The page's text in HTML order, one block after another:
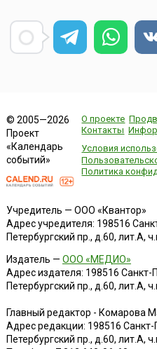
© 2005—2026
Проект
«Календарь
событий»
О проекте
Контакты
Условия
Политика
Учредитель — ООО «Квантор»
Адрес учредителя: 198516
Петербургский пр., д.60, лит.А,
Издатель — ООО «МЕДИО»
Адрес издателя: 198516 Санкт-
Петербургский пр., д.60, лит.А,
Главный редактор - Комарова
Адрес редакции: 198516 Санкт-
Петербургский пр., д.60, лит.А,